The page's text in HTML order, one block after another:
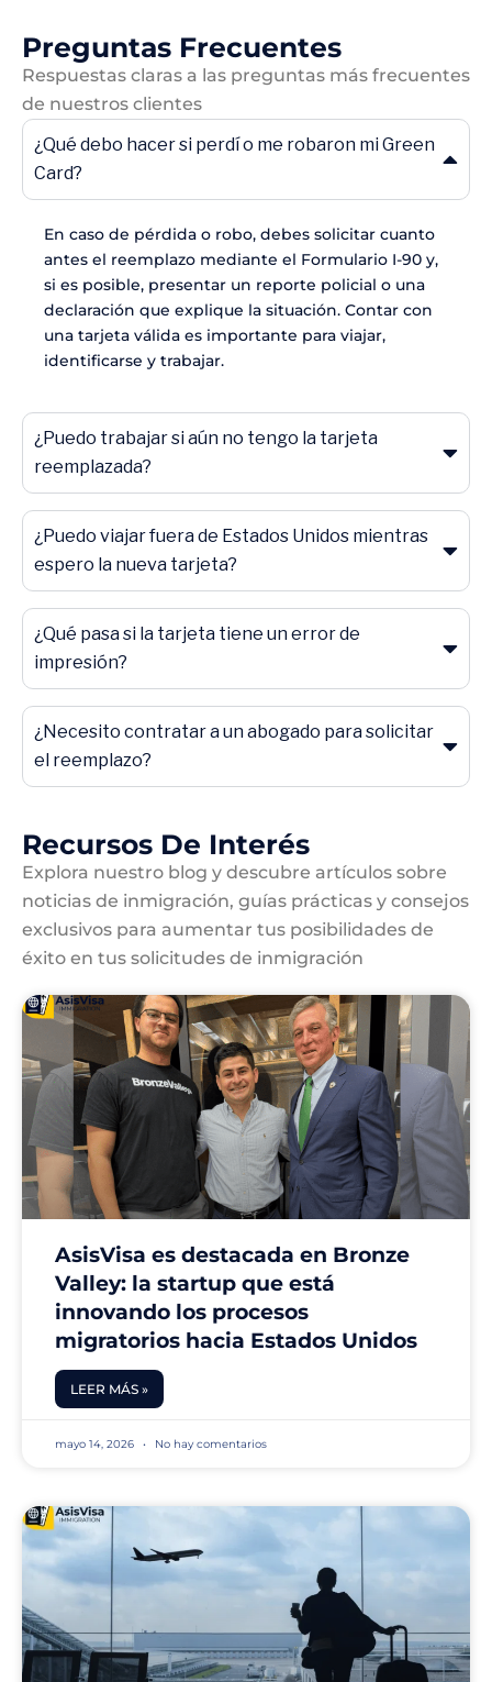
"Este no es un proceso que uno
pueda hacer solo, se necesita una
guía estructurada y profesional."
Preguntas Frecuentes
Respuestas claras a las preguntas más frecuentes
de nuestros clientes
¿Qué debo hacer si perdí o me robaron mi Green
Card?
En caso de pérdida o robo, debes solicitar cuanto
antes el reemplazo mediante el Formulario I-90 y,
si es posible, presentar un reporte policial o una
declaración que explique la situación. Contar con
una tarjeta válida es importante para viajar,
identificarse y trabajar.
¿Puedo trabajar si aún no tengo la tarjeta
reemplazada?
¿Puedo viajar fuera de Estados Unidos mientras
espero la nueva tarjeta?
¿Qué pasa si la tarjeta tiene un error de
impresión?
¿Necesito contratar a un abogado para solicitar
el reemplazo?
Recursos De Interés
Explora nuestro blog y descubre artículos sobre
noticias de inmigración, guías prácticas y consejos
exclusivos para aumentar tus posibilidades de
éxito en tus solicitudes de inmigración
AsisVisa es destacada en Bronze
Valley: la startup que está
innovando los procesos
migratorios hacia Estados Unidos
LEER MÁS »
mayo 14, 2026 No hay comentarios